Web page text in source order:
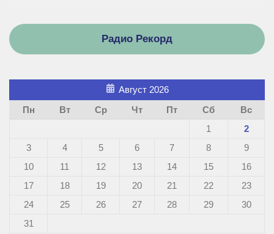
Радио Рекорд
Август 2026
Пн
Вт Ср Чт Пт Сб
Вс
1
2
3
4 5 6 7 8
9
10
11 12 13 14 15
16
17
18 19 20 21 22
23
24
25 26 27 28 29
30
31